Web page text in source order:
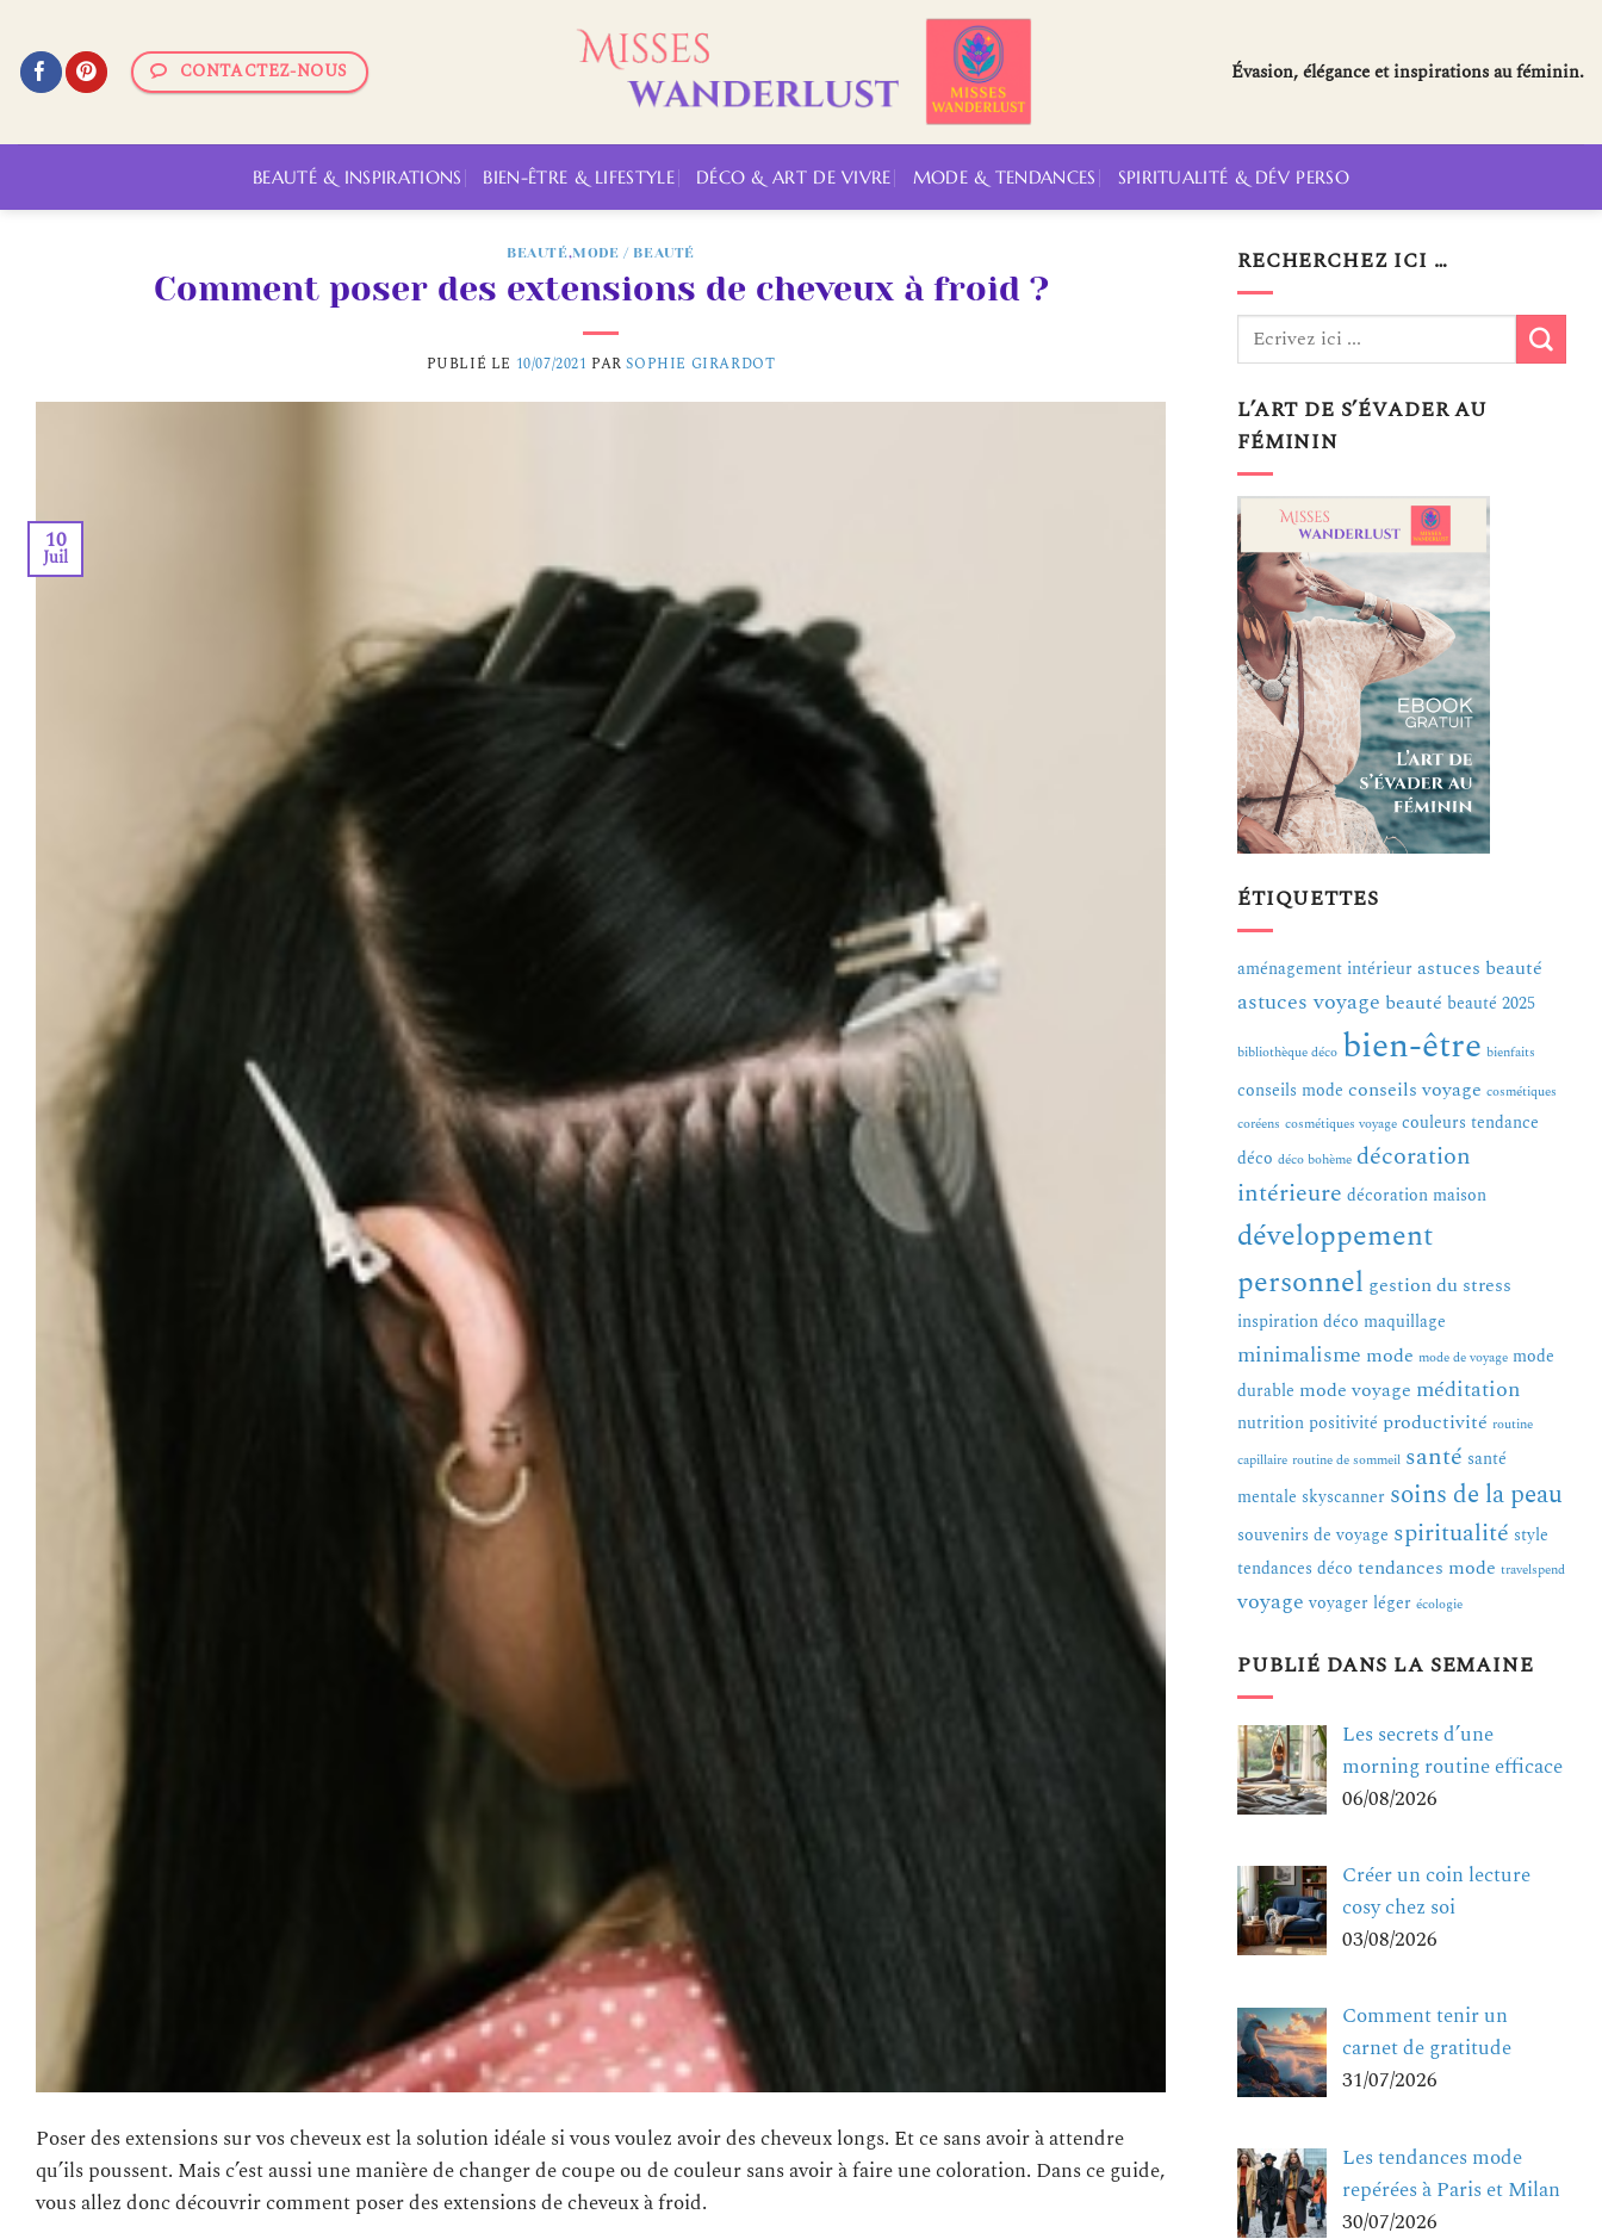
contenu
CONTACTEZ-NOUS Évasion, élégance et inspirations au féminin.
BEAUTÉ & INSPIRATIONS BIEN-ÊTRE & LIFESTYLE DÉCO & ART DE VIVRE MODE & TENDANCES SPIRITUALITÉ & DÉV PERSO
BEAUTÉ,MODE / BEAUTÉ
Comment poser des extensions de cheveux à froid ?
PUBLIÉ LE 10/07/2021 PARSOPHIE GIRARDOT
10
Juil
Poser des extensions sur vos cheveux est la solution idéale si vous voulez avoir des cheveux longs. Et ce sans avoir à attendre
qu’ils poussent. Mais c’est aussi une manière de changer de coupe ou de couleur sans avoir à faire une coloration. Dans ce guide,
vous allez donc découvrir comment poser des extensions de cheveux à froid.
RECHERCHEZ ICI …
L’ART DE S’ÉVADER AU
FÉMININ
ÉTIQUETTES
aménagement intérieurastuces beauté
astuces voyage beauté beauté 2025
bibliothèque déco bien-être bienfaits
conseils mode conseils voyage cosmétiques
coréens cosmétiques voyage couleurs tendance
déco déco bohème décoration
intérieure décoration maison
développement
personnel gestion du stress
inspiration déco maquillage
minimalisme mode mode de voyage mode
durable mode voyage méditation
nutrition positivité productivité routine
capillaire routine de sommeil santé santé
mentale skyscanner soins de la peau
souvenirs de voyage spiritualité style
tendances déco tendances mode travelspend
voyage voyager léger écologie
PUBLIÉ DANS LA SEMAINE
Les secrets d’une
morning routine efficace
06/08/2026
Créer un coin lecture
cosy chez soi
03/08/2026
Comment tenir un
carnet de gratitude
31/07/2026
Les tendances mode
repérées à Paris et Milan
30/07/2026